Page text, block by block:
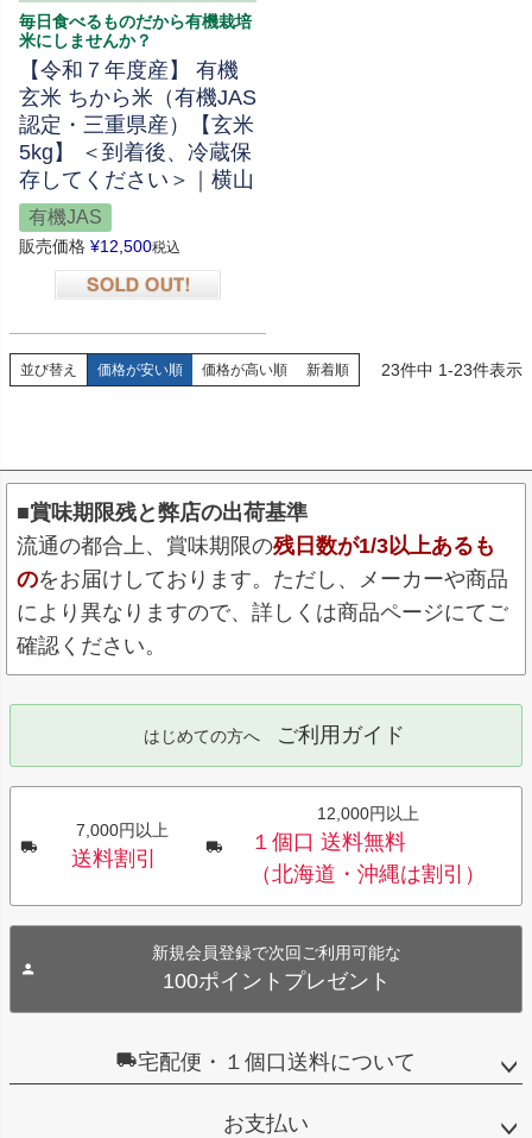
毎日食べるものだから有機栽培
米にしませんか？
【令和７年度産】 有機
玄米 ちから米（有機JAS
認定・三重県産）【玄米
5kg】 ＜到着後、冷蔵保
存してください＞｜横山
有機JAS
販売価格 ¥12,500税込
並び替え 価格が安い順 価格が高い順 新着順 23件中 1-23件表示
■賞味期限残と弊店の出荷基準
流通の都合上、賞味期限の残日数が1/3以上あるも
のをお届けしております。ただし、メーカーや商品
により異なりますので、詳しくは商品ページにてご
確認ください。
はじめての方へ ご利用ガイド
7,000円以上
送料割引
12,000円以上
１個口 送料無料
（北海道・沖縄は割引）
新規会員登録で次回ご利用可能な
100ポイントプレゼント
宅配便・１個口送料について
お支払い